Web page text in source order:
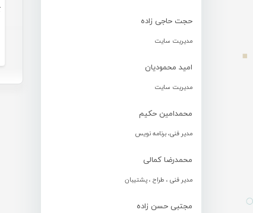
حجت حاجی زاده
مدیریت سایت
امید محمودیان
مدیریت سایت
محمدامین حکیم
مدیر فنی، برنامه نویس
محمدرضا کمالی
مدیر فنی ، طراح ، پشتیبان
مجتبی حسن زاده